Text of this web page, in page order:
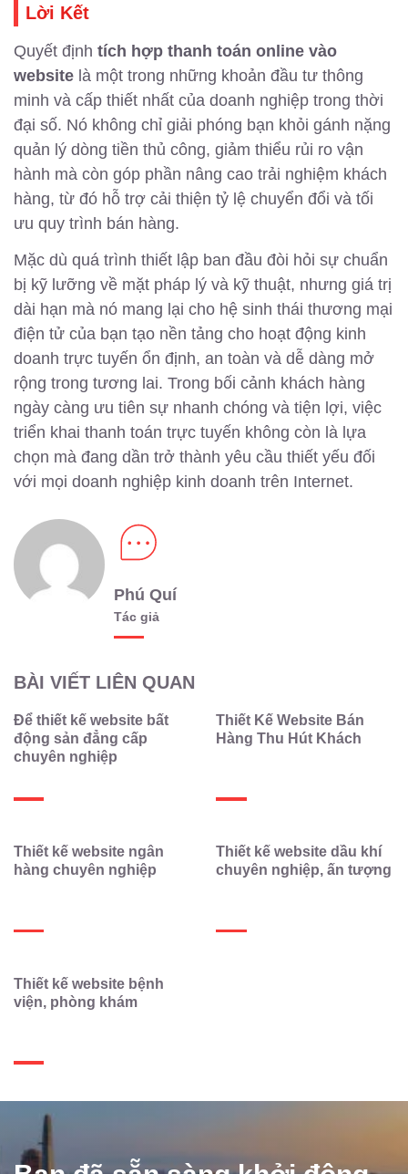
Lời Kết
Quyết định tích hợp thanh toán online vào
website là một trong những khoản đầu tư thông
minh và cấp thiết nhất của doanh nghiệp trong thời
đại số. Nó không chỉ giải phóng bạn khỏi gánh nặng
quản lý dòng tiền thủ công, giảm thiểu rủi ro vận
hành mà còn góp phần nâng cao trải nghiệm khách
hàng, từ đó hỗ trợ cải thiện tỷ lệ chuyển đổi và tối
ưu quy trình bán hàng.
Mặc dù quá trình thiết lập ban đầu đòi hỏi sự chuẩn
bị kỹ lưỡng về mặt pháp lý và kỹ thuật, nhưng giá trị
dài hạn mà nó mang lại cho hệ sinh thái thương mại
điện tử của bạn tạo nền tảng cho hoạt động kinh
doanh trực tuyến ổn định, an toàn và dễ dàng mở
rộng trong tương lai. Trong bối cảnh khách hàng
ngày càng ưu tiên sự nhanh chóng và tiện lợi, việc
triển khai thanh toán trực tuyến không còn là lựa
chọn mà đang dần trở thành yêu cầu thiết yếu đối
với mọi doanh nghiệp kinh doanh trên Internet.
Phú Quí
Tác giả
BÀI VIẾT LIÊN QUAN
Để thiết kế website bất
động sản đẳng cấp
chuyên nghiệp
Thiết Kế Website Bán
Hàng Thu Hút Khách
Thiết kế website ngân
hàng chuyên nghiệp
Thiết kế website dầu khí
chuyên nghiệp, ấn tượng
Thiết kế website bệnh
viện, phòng khám